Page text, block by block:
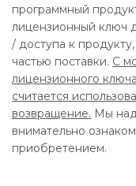
программный
лицензионный ключ
/ доступа к
частью поставки. С
лицензионного
считается
возвращение. Мы
внимательно
приобретением.